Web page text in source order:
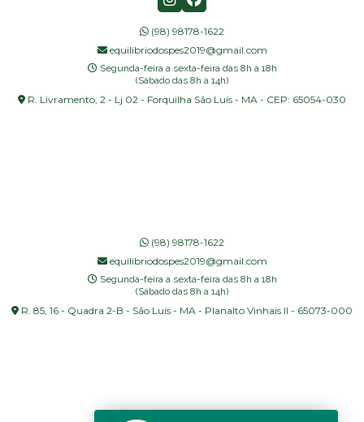
(98) 98178-1622
equilibriodospes2019@gmail.com
Segunda-feira a sexta-feira das 8h a 18h
(Sábado das 8h a 14h)
R. Livramento, 2 - Lj 02 - Forquilha São Luís - MA - CEP: 65054-030
(98) 98178-1622
equilibriodospes2019@gmail.com
Segunda-feira a sexta-feira das 8h a 18h
(Sábado das 8h a 14h)
R. 85, 16 - Quadra 2-B - São Luís - MA - Planalto Vinhais II - 65073-000